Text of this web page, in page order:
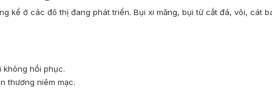
kể ở các đô thị đang phát triển. Bụi xi măng, bụi từ cắt đá, vôi, cát
không hồi phục.
thương niêm mạc.